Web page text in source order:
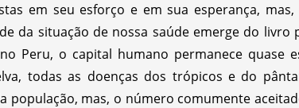
em seu esforço e em sua esperança,
da situação de nossa saúde emerge do livro
Peru, o capital humano permanece quase
todas as doenças dos trópicos e do
população, mas, o número comumente